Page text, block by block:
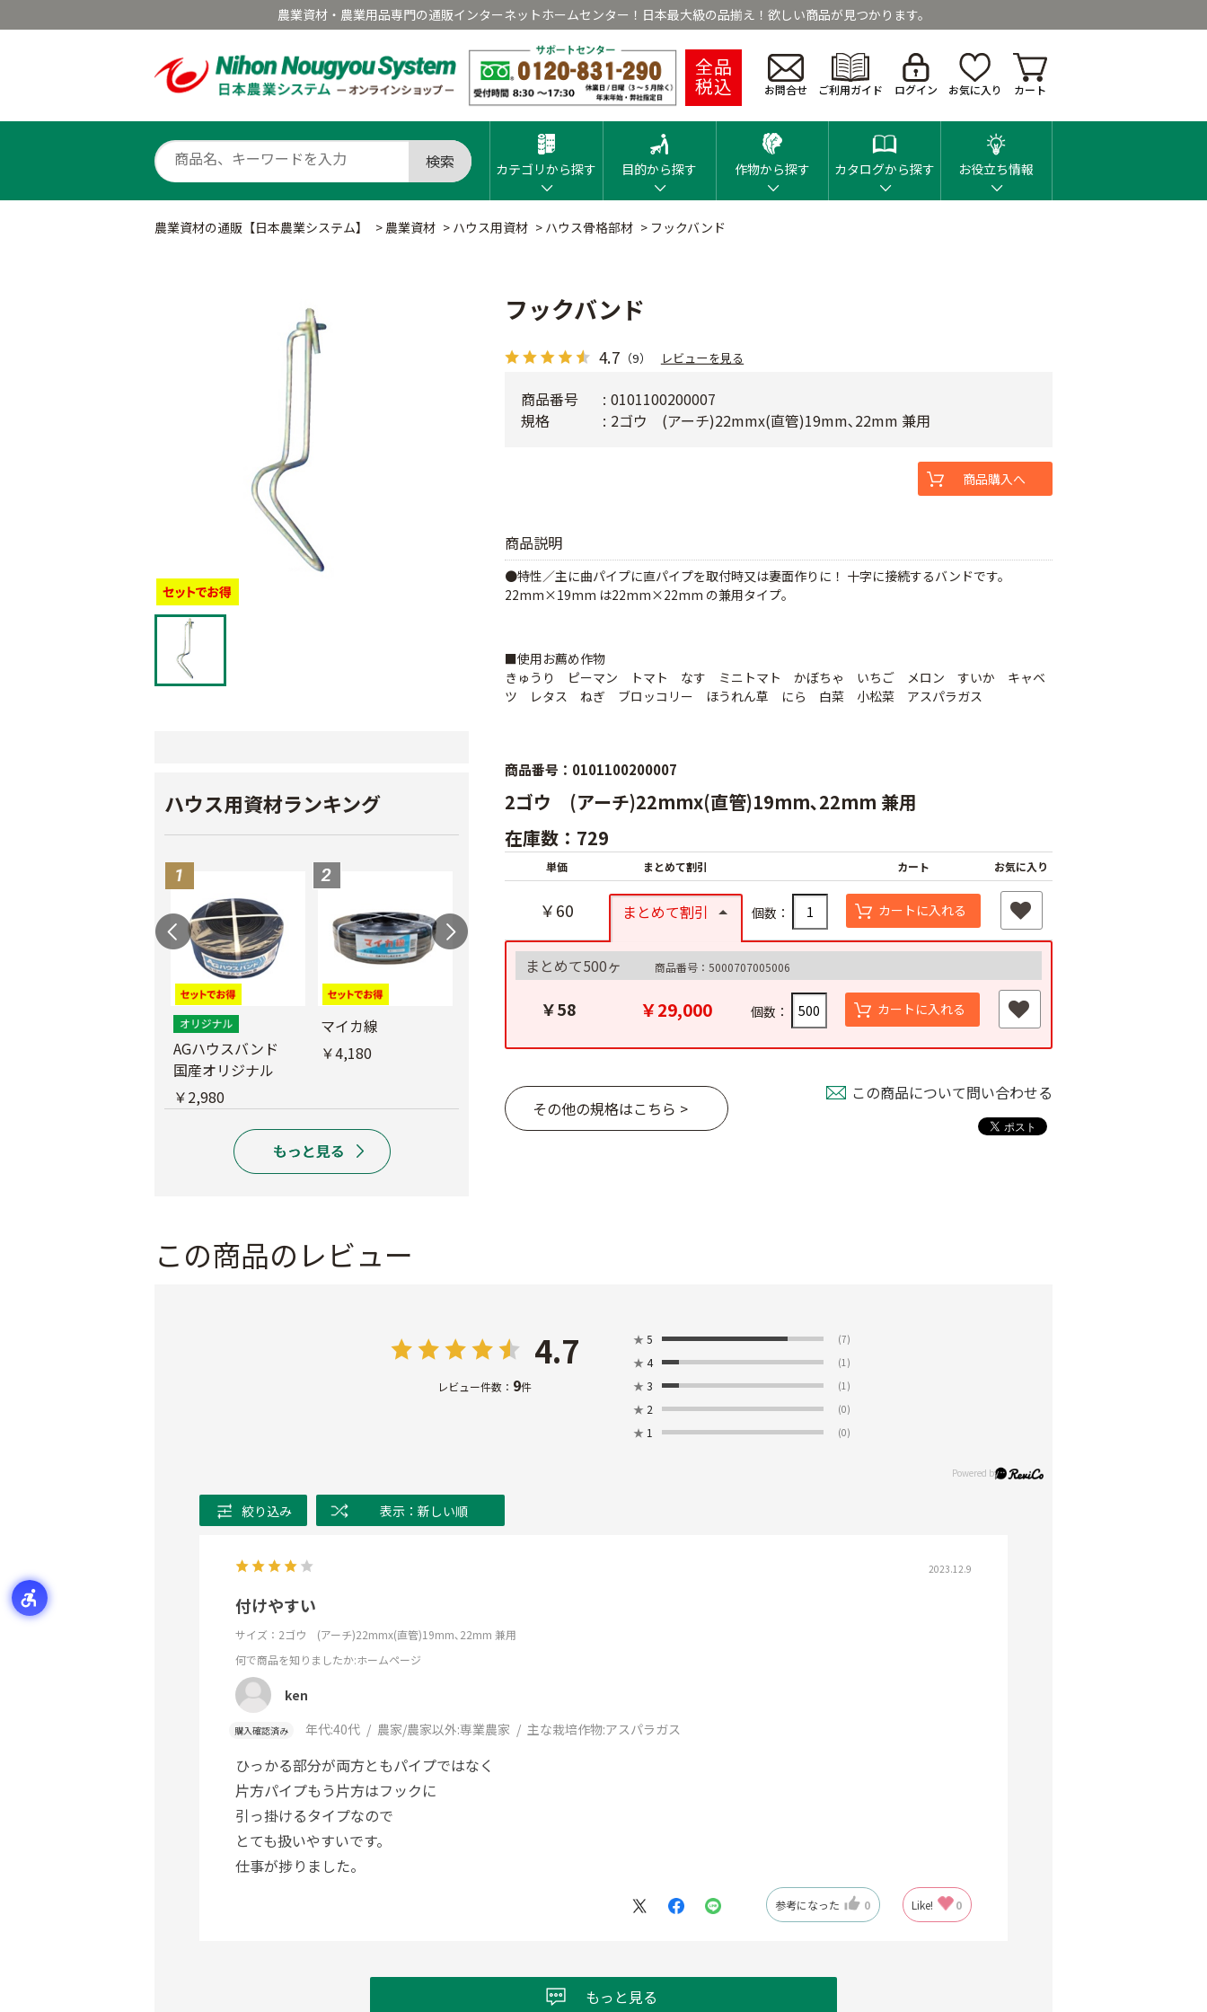
農業資材・農業用品専門の通販インターネットホームセンター！日本最大級の品揃え！欲しい商品が見つかります。
全品
税込 お問合せ ご利用ガイド ログイン お気に入り カート
検索 カテゴリから探す 目的から探す 作物から探す カタログから探す お役立ち情報
農業資材の通販【日本農業システム】 > 農業資材 > ハウス用資材 > ハウス骨格部材 > フックバンド
ハウス用資材ランキング
AGハウスバンド
国産オリジナル
￥2,980
マイカ線
￥4,180
ハウスベルト（強
力）
外ジョイント
￥130
フックバンド
4.7 （9） レビューを見る
商品説明
●特性／主に曲パイプに直パイプを取付時又は妻面作りに！ 十字に接続するバンドです。
22mm×19mm は22mm×22mm の兼用タイプ。
■使用お薦め作物
きゅうり ピーマン トマト なす ミニトマト かぼちゃ いちご メロン すいか キャベ
ツ レタス ねぎ ブロッコリー ほうれん草 にら 白菜 小松菜 アスパラガス
商品番号
0101100200007
規格
2ゴウ (アーチ)22mmx(直管)19mm､22mm 兼用
商品購入へ
商品番号：0101100200007
2ゴウ (アーチ)22mmx(直管)19mm､22mm 兼用
在庫数：729
単価 まとめて割引 カート お気に入り
￥60 まとめて割引 個数： カートに入れる
まとめて500ヶ 商品番号：5000707005006
￥58 ￥29,000 個数： カートに入れる
その他の規格はこちら >
この商品について問い合わせる
この商品のレビュー
4.7
レビュー件数： 9件
★ 5 (7)
★ 4 (1)
★ 3 (1)
★ 2 (0)
★ 1 (0)
絞り込み 表示：新しい順
2023.12.9
付けやすい
サイズ：2ゴウ (アーチ)22mmx(直管)19mm､22mm 兼用
何で商品を知りましたか:ホームページ
ken
購入確認済み 年代:40代 農家/農家以外:専業農家 主な栽培作物:アスパラガス
ひっかる部分が両方ともパイプではなく
片方パイプもう片方はフックに
引っ掛けるタイプなので
とても扱いやすいです。
仕事が捗りました。
参考になった 0 Like! 0
もっと見る